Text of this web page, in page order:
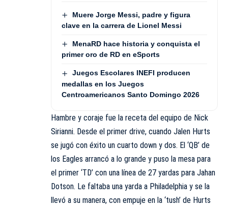
Muere Jorge Messi, padre y figura
clave en la carrera de Lionel Messi
MenaRD hace historia y conquista el
primer oro de RD en eSports
Juegos Escolares INEFI producen
medallas en los Juegos
Centroamericanos Santo Domingo 2026
Hambre y coraje fue la receta del equipo de Nick
Sirianni. Desde el primer drive, cuando Jalen Hurts
se jugó con éxito un cuarto down y dos. El ‘QB’ de
los Eagles arrancó a lo grande y puso la mesa para
el primer ‘TD’ con una línea de 27 yardas para Jahan
Dotson. Le faltaba una yarda a Philadelphia y se la
llevó a su manera, con empuje en la ‘tush’ de Hurts